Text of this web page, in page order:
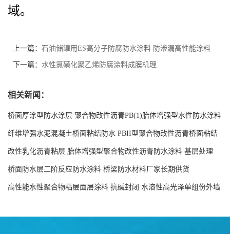
域。
上一篇： 石油储罐用ES高分子防腐防水涂料 防渗漏高性能涂料
下一篇： 水性氯磺化聚乙烯防腐涂料成膜机理
相关新闻：
桥面厚涂型防水涂层 聚合物改性沥青PB(1)胎体增强型水性防水涂料
现货工厂
纤维增强水泥混凝土桥面粘结防水 PBII型聚合物改性沥青桥面粘结
防水涂料源头工厂
改性乳化沥青粘层 胎体增强型聚合物改性沥青防水涂料 基层处理
剂-双层双组份环氧树脂解说
桥面防水层二阶反应防水涂料 桥梁防水材料厂家长期供货
高性能水性聚合物粘层面层涂料 抗碱封闭 水溶性高光泽单组份外墙